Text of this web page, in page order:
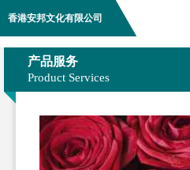
香港安邦文化有限公司
产品服务
Product Services